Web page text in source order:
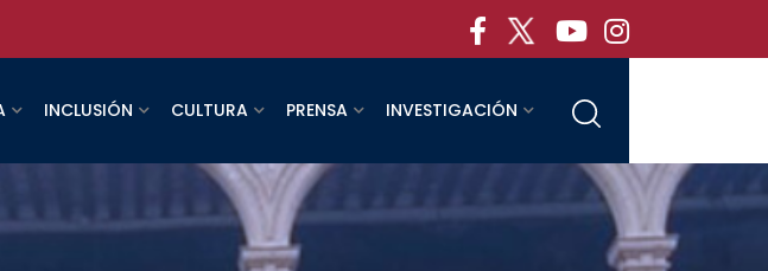
INCLUSIÓN CULTURA PRENSA INVESTIGACIÓN